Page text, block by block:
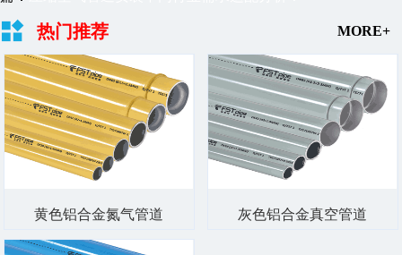
热门推荐 MORE+
黄色铝合金氮气管道 灰色铝合金真空管道